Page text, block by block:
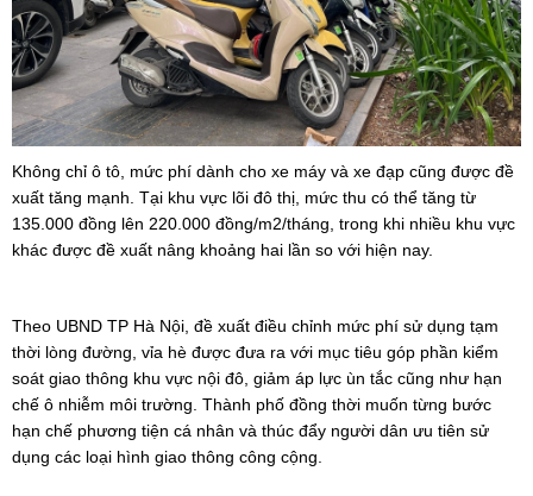
Không chỉ ô tô, mức phí dành cho xe máy và xe đạp cũng được đề
xuất tăng mạnh. Tại khu vực lõi đô thị, mức thu có thể tăng từ
135.000 đồng lên 220.000 đồng/m2/tháng, trong khi nhiều khu vực
khác được đề xuất nâng khoảng hai lần so với hiện nay.
Theo UBND TP Hà Nội, đề xuất điều chỉnh mức phí sử dụng tạm
thời lòng đường, vỉa hè được đưa ra với mục tiêu góp phần kiểm
soát giao thông khu vực nội đô, giảm áp lực ùn tắc cũng như hạn
chế ô nhiễm môi trường. Thành phố đồng thời muốn từng bước
hạn chế phương tiện cá nhân và thúc đẩy người dân ưu tiên sử
dụng các loại hình giao thông công cộng.